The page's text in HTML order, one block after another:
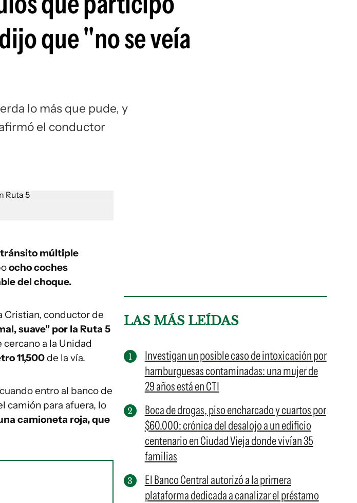
que "no se veía
lo más que pude, y
el conductor
múltiple
ocho coches
del choque.
Cristian, conductor de
suave" por la Ruta 5
a la Unidad
11,500de la vía.
entro al banco de
camión para afuera, lo
camioneta roja, que
LAS MÁS LEÍDAS
Investigan un posible caso de intoxicación por
hamburguesas contaminadas: una mujer de
29 años está en CTI
Boca de drogas, piso encharcado y cuartos por
$60.000: crónica del desalojo a un edificio
centenario en Ciudad Vieja donde vivían 35
familias
El Banco Central autorizó a la primera
plataforma dedicada a canalizar el préstamo